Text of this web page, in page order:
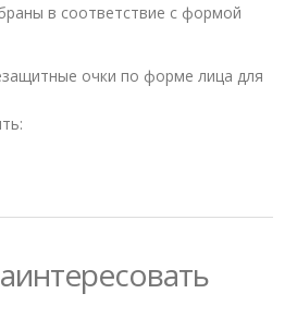
в соответствие с формой
очки по форме лица для